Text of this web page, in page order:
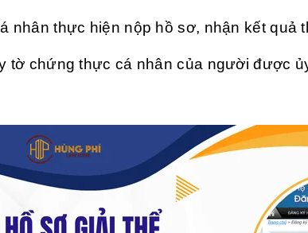
nhân thực hiện nộp hồ sơ, nhận kết quả
tờ chứng thực cá nhân của người được